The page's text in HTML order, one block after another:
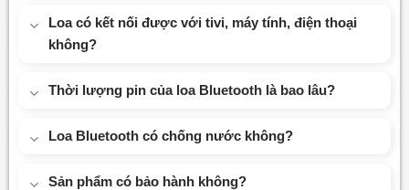
Loa có kết nối được với tivi, máy tính, điện thoại
không?
Thời lượng pin của loa Bluetooth là bao lâu?
Loa Bluetooth có chống nước không?
Sản phẩm có bảo hành không?